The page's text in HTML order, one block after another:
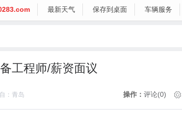
最新天气 保存到桌面 车辆服务
工程师/薪资面议
：青岛 操作： 评论(0)